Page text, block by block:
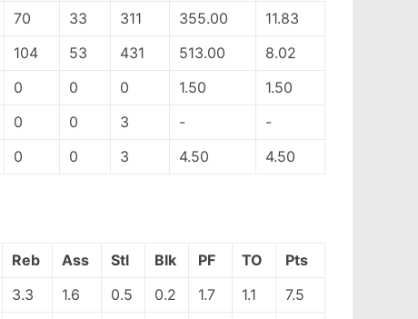
70 33 311 355.00
11.83
104 53 431 513.00
8.02
0 0 0 1.50
1.50
0 0 3 -
-
0 0 3 4.50 4.50
Reb Ass Stl Blk PF TO
Pts
3.3 1.6 0.5 0.2 1.7 1.1
7.5